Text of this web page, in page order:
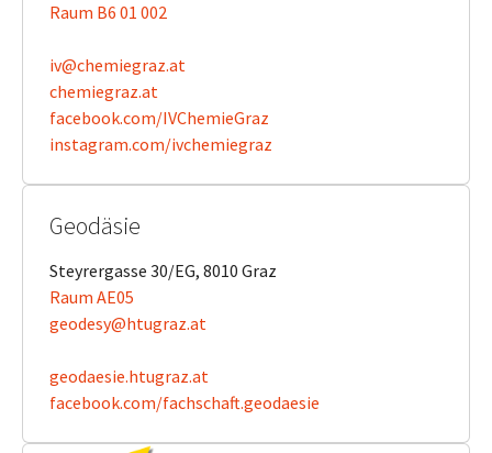
Raum B6 01 002
iv@chemiegraz.at
chemiegraz.at
facebook.com/IVChemieGraz
instagram.com/ivchemiegraz
Geodäsie
Steyrergasse 30/EG, 8010 Graz
Raum AE05
geodesy@htugraz.at
geodaesie.htugraz.at
facebook.com/fachschaft.geodaesie